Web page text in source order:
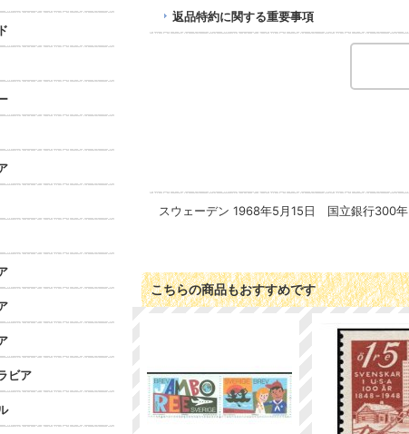
ビア
返品特約に関する重要事項
スウェーデン 1968年5月15日 国立銀行300年
こちらの商品もおすすめです